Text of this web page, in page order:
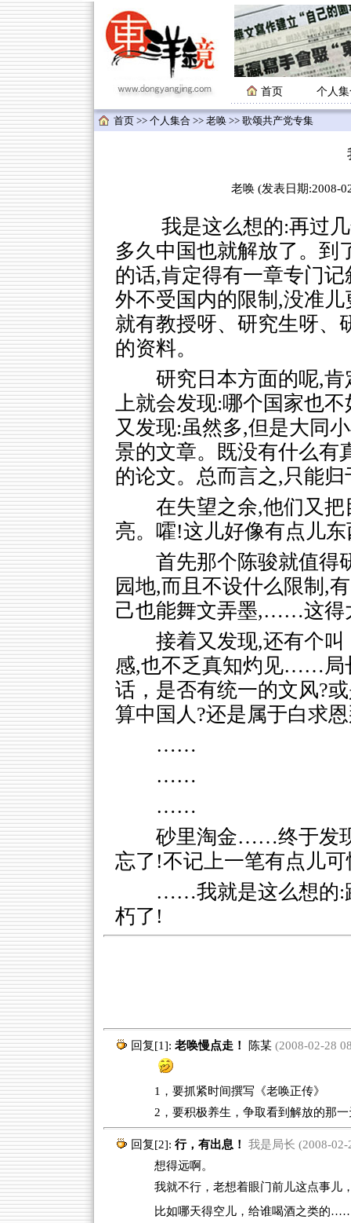
首页 个人
首页 >> 个人集合 >> 老唤 >> 歌颂共产党专集
老唤 (发表日期:2008-
我是这么想的:再过几
多久中国也就解放了。到
的话,肯定得有一章专门
外不受国内的限制,没准
就有教授呀、研究生呀、
的资料。
研究日本方面的呢,
上就会发现:哪个国家也
又发现:虽然多,但是大同
景的文章。既没有什么有
的论文。总而言之,只能
在失望之余,他们又
亮。嚯!这儿好像有点儿
首先那个陈骏就值得
园地,而且不设什么限制,
己也能舞文弄墨,……这得
接着又发现,还有个
感,也不乏真知灼见……局
话，是否有统一的文风?
算中国人?还是属于白求
……
……
……
砂里淘金……终于发
忘了!不记上一笔有点儿
……我就是这么想的:
朽了!
回复[1]: 老唤慢点走！ 陈某(2008-02-28
1，要抓紧时间撰写《老唤正传》
2，要积极养生，争取看到解放的那一
回复[2]: 行，有出息！
我是局长 (2008-02-
想得远啊。
我就不行，老想着眼门前儿这点事儿
比如哪天得空儿，给谁喝酒之类的